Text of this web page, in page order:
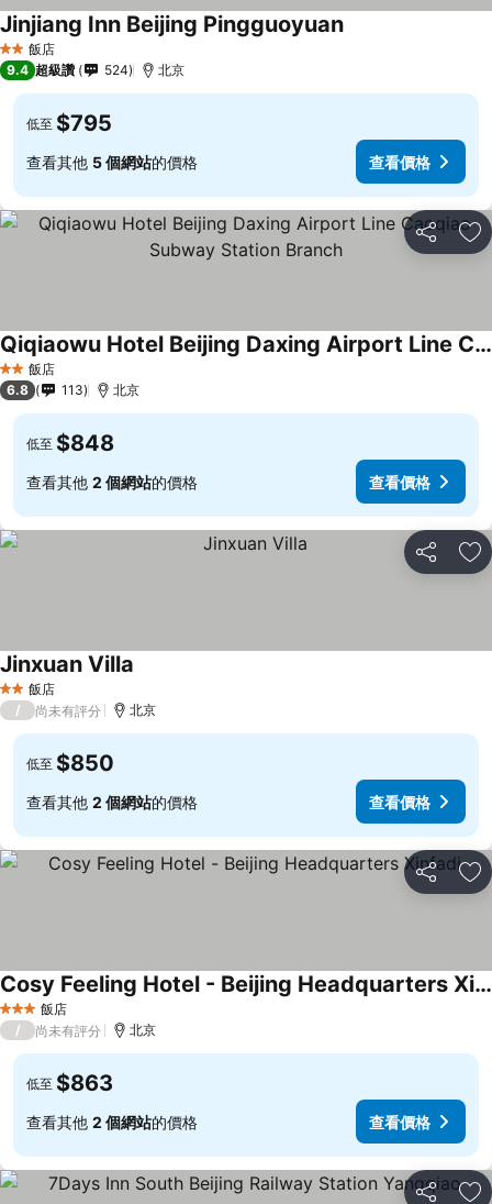
2 星級飯店
Jinjiang Inn Beijing Pingguoyuan
9.4 超級讚 524 北京
低至 $795
查看其他 5 個網站的價格 查看價格
分享 加
2 星級飯店
Qiqiaowu Hotel Beijing Daxing Airport Line Caoqiao Subway Station Branch
6.8 113 北京
低至 $848
查看其他 2 個網站的價格 查看價格
分享 加
2 星級飯店
Jinxuan Villa
/ 尚未有評分 北京
低至 $850
查看其他 2 個網站的價格 查看價格
分享 加
3 星級 飯店
Cosy Feeling Hotel - Beijing Headquarters Xinfadi
/ 尚未有評分 北京
低至 $863
查看其他 2 個網站的價格 查看價格